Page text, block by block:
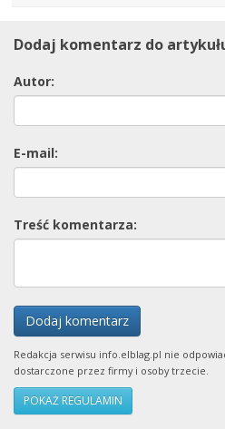
Dodaj komentarz do
Autor:
E-mail:
Treść komentarza:
Dodaj komentarz
Redakcja serwisu info.elblag.pl nie
dostarczone przez firmy i osoby trzecie.
POKAŻ REGULAMIN